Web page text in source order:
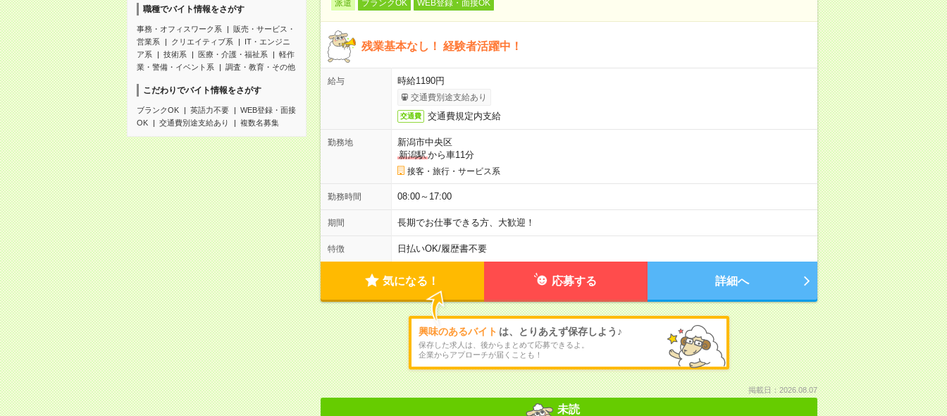
職種でバイト情報をさがす
事務・オフィスワーク系
販売・サービス・
営業系
クリエイティブ系
IT・エンジニ
ア系
技術系 医療・介護・福祉系
軽作
業・警備・イベント系
調査・教育・その他
こだわりでバイト情報をさがす
ブランクOK 英語力不要
WEB登録・面接
OK
交通費別途支給あり 複数名募集
派遣 ブランクOK WEB登録・面接OK
残業基本なし！ 経験者活躍中！
給与 時給1190円
交通費別途支給あり
交通費 交通費規定内支給
勤務地
新潟市中央区
新潟駅から車11分
接客・旅行・サービス系
勤務時間 08:00～17:00
期間 長期でお仕事できる方、大歓迎！
特徴 日払いOK/履歴書不要
気になる！ 応募する 詳細へ
興味のあるバイト は、とりあえず保存しよう♪
保存した求人は、後からまとめて応募できるよ。
企業からアプローチが届くことも！
掲載日：2026.08.07
未読